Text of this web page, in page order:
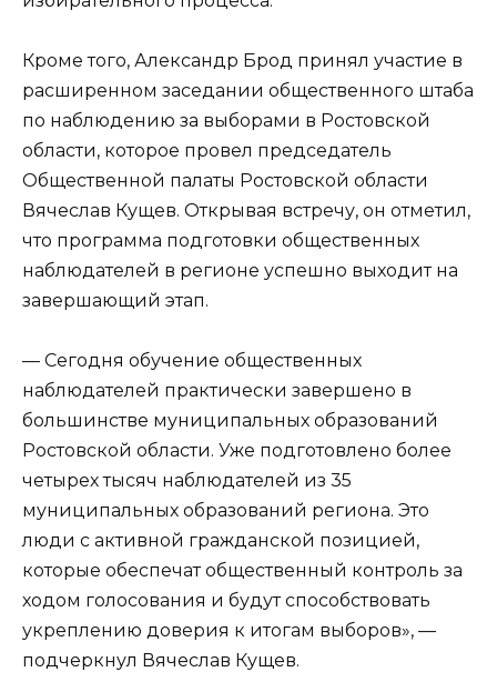
Кроме того, Александр Брод принял участие в
расширенном заседании общественного штаба
по наблюдению за выборами в Ростовской
области, которое провел председатель
Общественной палаты Ростовской области
Вячеслав Кущев. Открывая встречу, он отметил,
что программа подготовки общественных
наблюдателей в регионе успешно выходит на
завершающий этап.
— Сегодня обучение общественных
наблюдателей практически завершено в
большинстве муниципальных образований
Ростовской области. Уже подготовлено более
четырех тысяч наблюдателей из 35
муниципальных образований региона. Это
люди с активной гражданской позицией,
которые обеспечат общественный контроль за
ходом голосования и будут способствовать
укреплению доверия к итогам выборов», —
подчеркнул Вячеслав Кущев.